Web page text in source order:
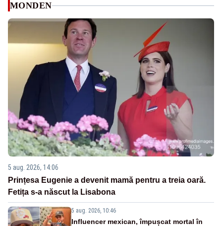
MONDEN
5 aug. 2026, 14:06
Prințesa Eugenie a devenit mamă pentru a treia oară.
Fetița s-a născut la Lisabona
5 aug. 2026, 10:46
Influencer mexican, împușcat mortal în